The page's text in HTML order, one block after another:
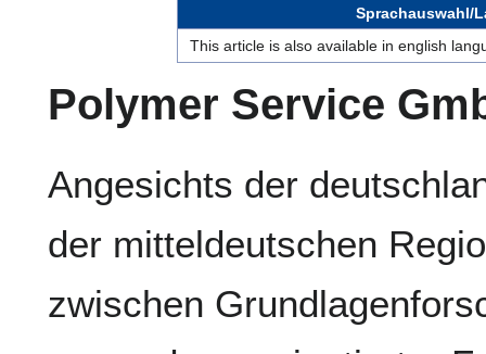
Sprachauswahl/
This article is also available in english
Polymer Service
Angesichts der
der mitteldeutschen
zwischen